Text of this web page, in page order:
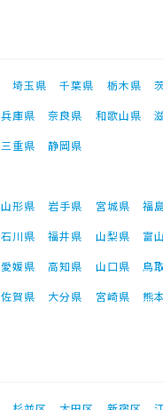
埼玉県 千葉県 栃木県
兵庫県 奈良県 和歌山県
三重県
静岡県
山形県 岩手県 宮城県
福
石川県 福井県 山梨県
富
愛媛県 高知県 山口県 鳥
佐賀県 大分県 宮崎県 熊